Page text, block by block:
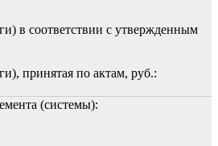
в соответствии с утвержденным
принятая по актам, руб.:
(системы):